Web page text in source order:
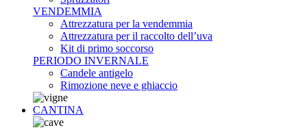
VENDEMMIA
Attrezzatura per la vendemmia
Attrezzatura per il raccolto dell’uva
Kit di primo soccorso
PERIODO INVERNALE
Candele antigelo
Rimozione neve e ghiaccio
CANTINA